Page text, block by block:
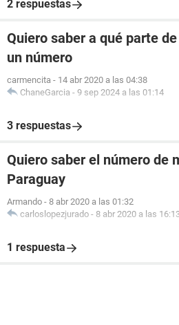
2 respuestas
Quiero saber a qué parte
un número
carmencita - 14 abr 2020 a las 04:38
ChaneGarcia - 9 sep 2024 a las 01:14
3 respuestas
Quiero saber el número de
Paraguay
Armando - 8 abr 2020 a las 01:32
carloslopezjurado - 8 abr 2020 a las
1 respuesta